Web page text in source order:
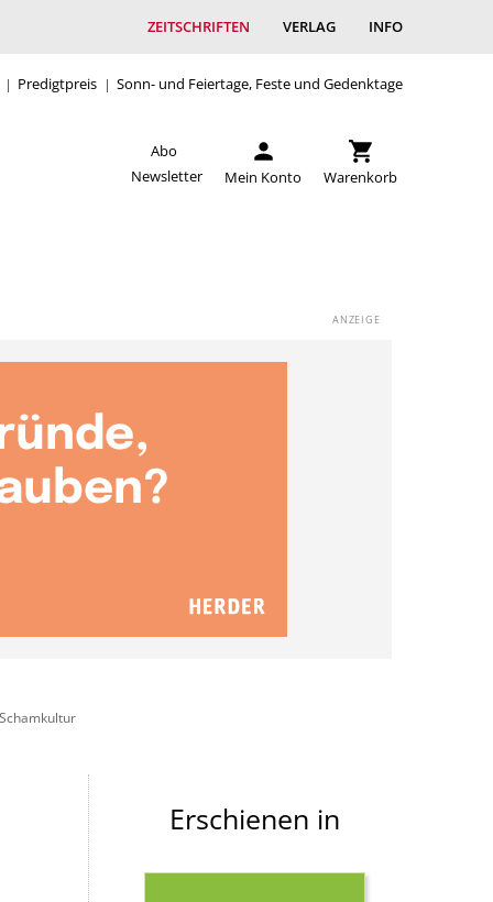
ZEITSCHRIFTEN VERLAG INFO
Predigtpreis Sonn- und Feiertage, Feste und Gedenktage
Abo
Newsletter
Mein Konto Warenkorb
Erschienen in